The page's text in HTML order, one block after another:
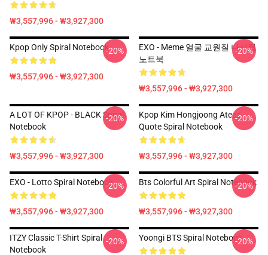
₩3,557,996 - ₩3,927,300
Kpop Only Spiral Notebook
₩3,557,996 - ₩3,927,300
-20%
EXO - Meme 얼굴 교원질 나선형
노트북
₩3,557,996 - ₩3,927,300
-20%
A LOT OF KPOP - BLACK Spiral
Notebook
₩3,557,996 - ₩3,927,300
-20%
Kpop Kim Hongjoong Ateez
Quote Spiral Notebook
₩3,557,996 - ₩3,927,300
-20%
EXO - Lotto Spiral Notebook
₩3,557,996 - ₩3,927,300
-20% Bts Colorful Art Spiral Notebook
₩3,557,996 - ₩3,927,300
-20%
ITZY Classic T-Shirt Spiral
Notebook
-20% Yoongi BTS Spiral Notebook-20%